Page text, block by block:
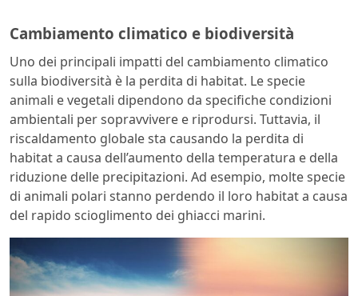
Cambiamento climatico e biodiversità
Uno dei principali impatti del cambiamento climatico
sulla biodiversità è la perdita di habitat. Le specie
animali e vegetali dipendono da specifiche condizioni
ambientali per sopravvivere e riprodursi. Tuttavia, il
riscaldamento globale sta causando la perdita di
habitat a causa dell’aumento della temperatura e della
riduzione delle precipitazioni. Ad esempio, molte specie
di animali polari stanno perdendo il loro habitat a causa
del rapido scioglimento dei ghiacci marini.